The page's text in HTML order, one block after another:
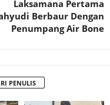
Laksamana Pertama
Berbaur Dengan
Penumpang Air Bone
PENULIS